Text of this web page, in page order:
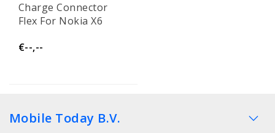
Charge Connector
Flex For Nokia X6
€--,--
Mobile Today B.V.